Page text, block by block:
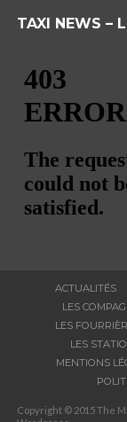
TAXI NEWS –
ACTUALITÉS
LES
LES
LES
MENTIONS
Copyright © 2015 The